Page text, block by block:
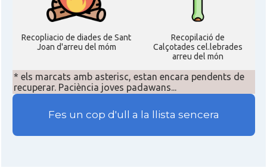
Recopliacio de diades de Sant
Joan d'arreu del móm
Recopilació de
Calçotades cel.lebrades
arreu del món
* els marcats amb asterisc, estan encara pendents de
recuperar. Paciència joves padawans...
Fes un cop d'ull a la llista sencera